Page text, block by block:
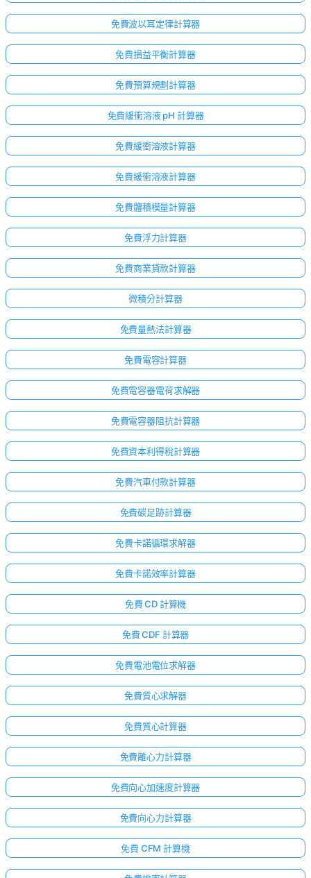
免費波以耳定律計算器
免費損益平衡計算器
免費預算規劃計算器
免費緩衝溶液 pH 計算器
免費緩衝溶液計算器
免費緩衝溶液計算器
免費體積模量計算器
免費浮力計算器
免費商業貸款計算器
微積分計算器
免費量熱法計算器
免費電容計算器
免費電容器電荷求解器
免費電容器阻抗計算器
免費資本利得稅計算器
免費汽車付款計算器
免費碳足跡計算器
免費卡諾循環求解器
免費卡諾效率計算器
免費 CD 計算機
免費 CDF 計算器
免費電池電位求解器
免費質心求解器
免費質心計算器
免費離心力計算器
免費向心加速度計算器
免費向心力計算器
免費 CFM 計算機